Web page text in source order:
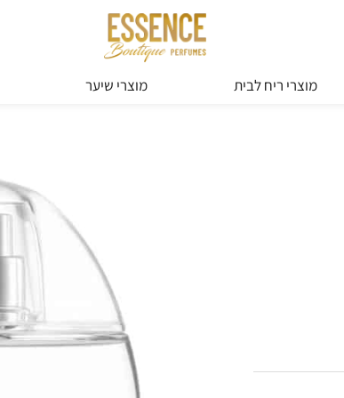
מוצרי ריח לבית מוצרי שיער